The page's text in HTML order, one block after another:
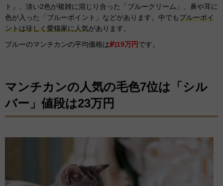
ト」、淡い2色が複雑に混じり合った「ブルークリーム」、鼻や耳に
色が入った「ブルーポイント」などがあります。中でもブルーポイ
ントは珍しく愛猫家に人気があります。
ブルーのマンチカンの平均価格は約19万円です。
マンチカンの人気の毛色7位は「シル
バー」値段は23万円